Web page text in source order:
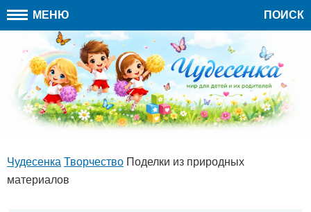
МЕНЮ ПОИСК
Чудесенка Творчество Поделки из природных
материалов